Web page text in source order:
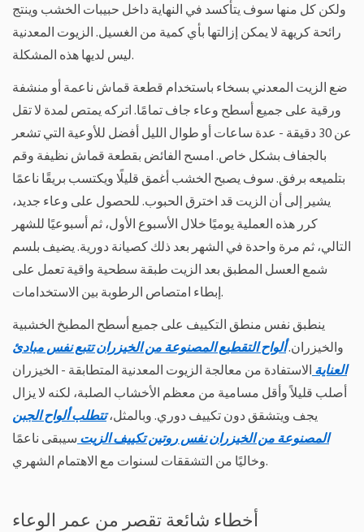
ولكن كل منها سوف يتأكسد في النهاية داخل حبيبات الخشب وينتج
رائحة كريهة لا يمكن إزالتها بأي كمية من الغسيل. الزيوت المعدنية
ليس لديها هذه المشكلة.
ضع الزيت المعدني بسخاء باستخدام قطعة قماش ناعمة أو منشفة
ورقية على جميع أسطح وعاء جاف تمامًا. اتركه يمتص لمدة لا تقل
عن 30 دقيقة - عدة ساعات أو طوال الليل أفضل للأوعية التي تشعر
بالجفاف بشكل خاص. امسح الفائض بقطعة قماش نظيفة وقم
بتلميعه برفق. سوف يصبح الخشب أغمق قليلًا ويكتسب بريقًا ناعمًا
يشير إلى أن الزيت قد اخترق الحبوب. للحصول على وعاء جديد،
كرر هذه العملية يوميًا خلال الأسبوع الأول، ثم أسبوعيًا للشهر
التالي، ثم مرة واحدة في الشهر بعد ذلك كصيانة دورية. يضيف بلسم
شمع العسل المطبق بعد الزيت طبقة سطحية واقية تعمل على
إبطاء امتصاص الرطوبة بين الاستخدامات.
ينطبق نفس منطق التكييف على جميع أسطح المطبخ الخشبية
والخيزران.ألواح التقطيع المصنوعة من الخيزران تتبع نفس مبادئ
العناية الاستفادة من معالجة الزيوت المعدنية المتطابقة - الخيزران
أصلب قليلاً وأقل مسامية من معظم الأخشاب الصلبة، لكنه لا يزال
يجف ويتشقق دون تكييف دوري. وبالمثل،تتطلب ألواح الجبن
المصنوعة من الخيزران نفس روتين تكييف الزيت سيبقى ناعمًا
وخاليًا من التشققات لسنوات مع الاهتمام الشهري.
أخطاء شائعة تقصر من عمر الوعاء